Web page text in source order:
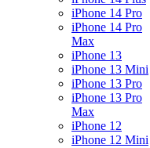
iPhone 14 Pro
iPhone 14 Pro
Max
iPhone 13
iPhone 13 Mini
iPhone 13 Pro
iPhone 13 Pro
Max
iPhone 12
iPhone 12 Mini